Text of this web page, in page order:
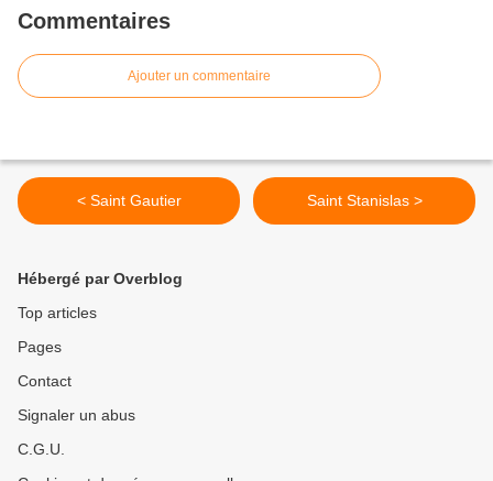
Commentaires
Ajouter un commentaire
< Saint Gautier Saint Stanislas >
Hébergé par Overblog
Top articles
Pages
Contact
Signaler un abus
C.G.U.